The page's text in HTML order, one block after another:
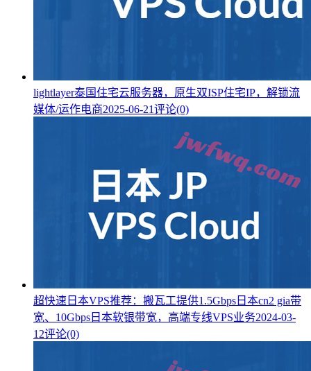
lightlayer泰国住宅云服务器，原生双ISP住宅IP，解锁流
媒体/运作电商2025-06-21评论(0)
超快速日本VPS推荐：搬瓦工提供1.5Gbps日本cn2 gia带
宽、10Gbps日本软银带宽，高端专线VPS业务2024-03-
12评论(0)